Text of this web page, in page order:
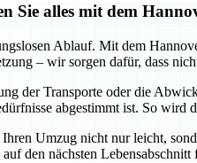
Sie alles mit dem
Ablauf. Mit dem
– wir sorgen dafür, dass
der Transporte oder die
abgestimmt ist. So
Umzug nicht nur leicht,
den nächsten